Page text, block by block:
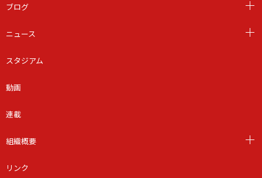
ブログ
ニュース
スタジアム
動画
連載
組織概要
リンク